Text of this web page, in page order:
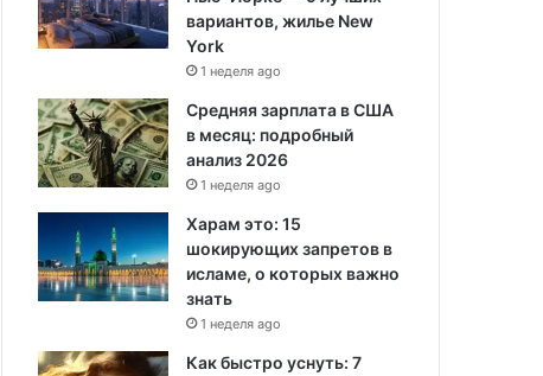
вариантов, жилье New
York
1 неделя ago
Средняя зарплата в США
в месяц: подробный
анализ 2026
1 неделя ago
Харам это: 15
шокирующих запретов в
исламе, о которых важно
знать
1 неделя ago
Как быстро уснуть: 7